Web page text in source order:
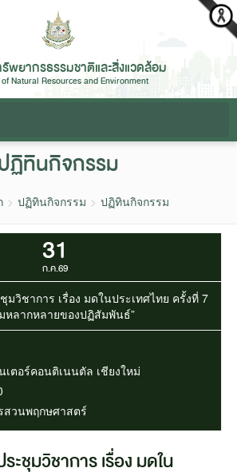
พยากรธรรมชาติและสิ่งแวดล้อม
Natural Resources and Environment
ฏิทินกิจกรรม
ปฏิทินกิจกรรม ปฏิทินกิจกรรม
31
ก.ค.69
มวิชาการ เรื่อง มดในประเทศไทย ครั้งที่ 7
หลากหลายของปฏิสัมพันธ์”
เตอร์คอนติเนนตัล เชียงใหม่
สวนพฤกษศาสตร์
ะชุมวิชาการ เรื่อง มดใน